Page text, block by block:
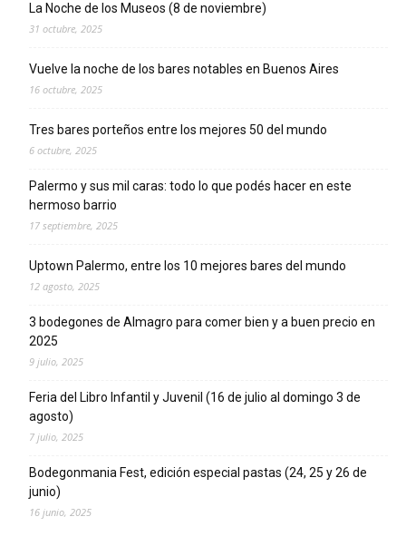
La Noche de los Museos (8 de noviembre)
31 octubre, 2025
Vuelve la noche de los bares notables en Buenos Aires
16 octubre, 2025
Tres bares porteños entre los mejores 50 del mundo
6 octubre, 2025
Palermo y sus mil caras: todo lo que podés hacer en este
hermoso barrio
17 septiembre, 2025
Uptown Palermo, entre los 10 mejores bares del mundo
12 agosto, 2025
3 bodegones de Almagro para comer bien y a buen precio en
2025
9 julio, 2025
Feria del Libro Infantil y Juvenil (16 de julio al domingo 3 de
agosto)
7 julio, 2025
Bodegonmania Fest, edición especial pastas (24, 25 y 26 de
junio)
16 junio, 2025